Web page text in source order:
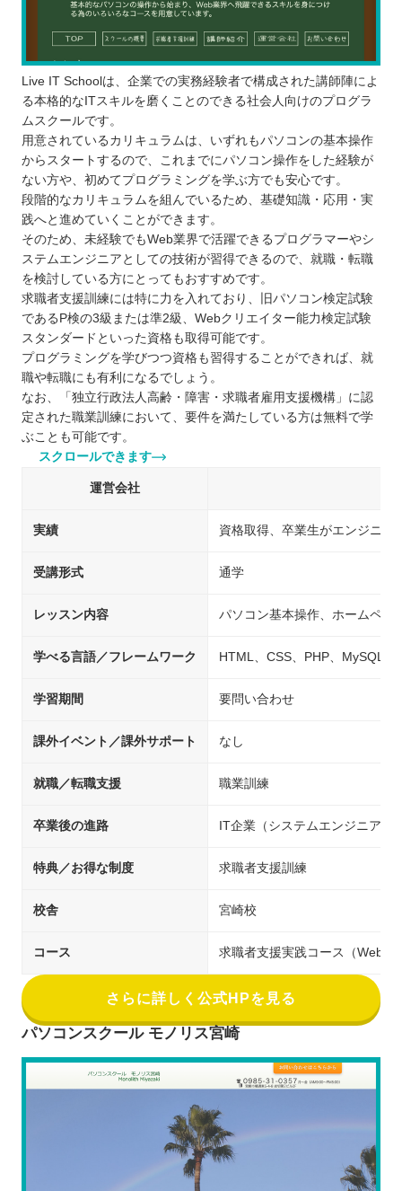
Live IT Schoolは、企業での実務経験者で構成された講師陣によ
る本格的なITスキルを磨くことのできる社会人向けのプログラ
ムスクールです。
用意されているカリキュラムは、いずれもパソコンの基本操作
からスタートするので、これまでにパソコン操作をした経験が
ない方や、初めてプログラミングを学ぶ方でも安心です。
段階的なカリキュラムを組んでいるため、基礎知識・応用・実
践へと進めていくことができます。
そのため、未経験でもWeb業界で活躍できるプログラマーやシ
ステムエンジニアとしての技術が習得できるので、就職・転職
を検討している方にとってもおすすめです。
求職者支援訓練には特に力を入れており、旧パソコン検定試験
であるP検の3級または準2級、Webクリエイター能力検定試験
スタンダードといった資格も取得可能です。
プログラミングを学びつつ資格も習得することができれば、就
職や転職にも有利になるでしょう。
なお、「独立行政法人高齢・障害・求職者雇用支援機構」に認
定された職業訓練において、要件を満たしている方は無料で学
ぶことも可能です。
スクロールできます
運営会社
実績 資格取得、卒業生がエンジニア
受講形式 通学
レッスン内容 パソコン基本操作、ホームペー
学べる言語／フレームワーク HTML、CSS、PHP、MySQL
学習期間 要問い合わせ
課外イベント／課外サポート なし
就職／転職支援 職業訓練
卒業後の進路 IT企業（システムエンジニア／
特典／お得な制度 求職者支援訓練
校舎 宮崎校
コース 求職者支援実践コース（Webサ
さらに詳しく公式HPを見る
パソコンスクール モノリス宮崎